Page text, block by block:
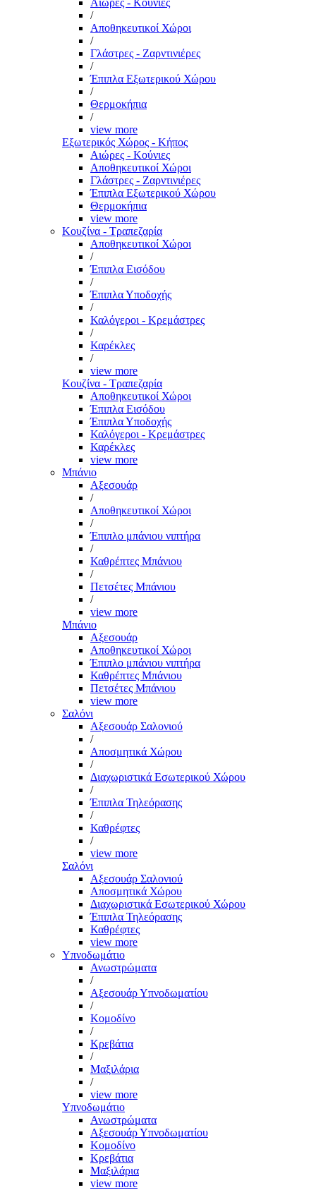
Αιώρες - Κούνιες
/
Αποθηκευτικοί Χώροι
/
Γλάστρες - Ζαρντινιέρες
/
Έπιπλα Εξωτερικού Χώρου
/
Θερμοκήπια
/
view more
Εξωτερικός Χώρος - Κήπος
Αιώρες - Κούνιες
Αποθηκευτικοί Χώροι
Γλάστρες - Ζαρντινιέρες
Έπιπλα Εξωτερικού Χώρου
Θερμοκήπια
view more
Κουζίνα - Τραπεζαρία
Αποθηκευτικοί Χώροι
/
Έπιπλα Εισόδου
/
Έπιπλα Υποδοχής
/
Καλόγεροι - Κρεμάστρες
/
Καρέκλες
/
view more
Κουζίνα - Τραπεζαρία
Αποθηκευτικοί Χώροι
Έπιπλα Εισόδου
Έπιπλα Υποδοχής
Καλόγεροι - Κρεμάστρες
Καρέκλες
view more
Μπάνιο
Αξεσουάρ
/
Αποθηκευτικοί Χώροι
/
Έπιπλο μπάνιου νιπτήρα
/
Καθρέπτες Μπάνιου
/
Πετσέτες Μπάνιου
/
view more
Μπάνιο
Αξεσουάρ
Αποθηκευτικοί Χώροι
Έπιπλο μπάνιου νιπτήρα
Καθρέπτες Μπάνιου
Πετσέτες Μπάνιου
view more
Σαλόνι
Αξεσουάρ Σαλονιού
/
Αποσμητικά Χώρου
/
Διαχωριστικά Εσωτερικού Χώρου
/
Έπιπλα Τηλεόρασης
/
Καθρέφτες
/
view more
Σαλόνι
Αξεσουάρ Σαλονιού
Αποσμητικά Χώρου
Διαχωριστικά Εσωτερικού Χώρου
Έπιπλα Τηλεόρασης
Καθρέφτες
view more
Υπνοδωμάτιο
Ανωστρώματα
/
Αξεσουάρ Υπνοδωματίου
/
Κομοδίνο
/
Κρεβάτια
/
Μαξιλάρια
/
view more
Υπνοδωμάτιο
Ανωστρώματα
Αξεσουάρ Υπνοδωματίου
Κομοδίνο
Κρεβάτια
Μαξιλάρια
view more